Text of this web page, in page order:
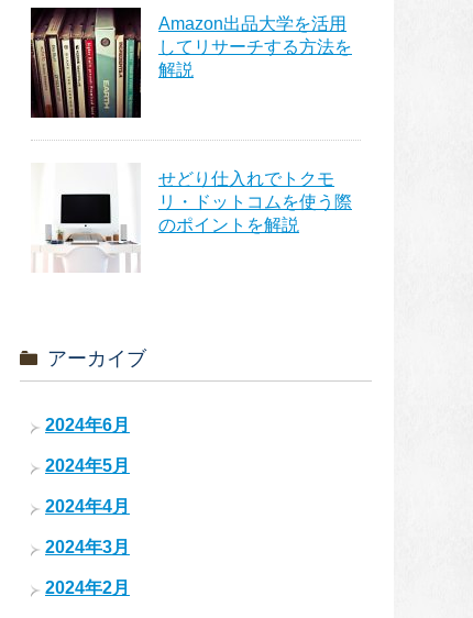
Amazon出品大学を活用
してリサーチする方法を
解説
せどり仕入れでトクモ
リ・ドットコムを使う際
のポイントを解説
アーカイブ
2024年6月
2024年5月
2024年4月
2024年3月
2024年2月